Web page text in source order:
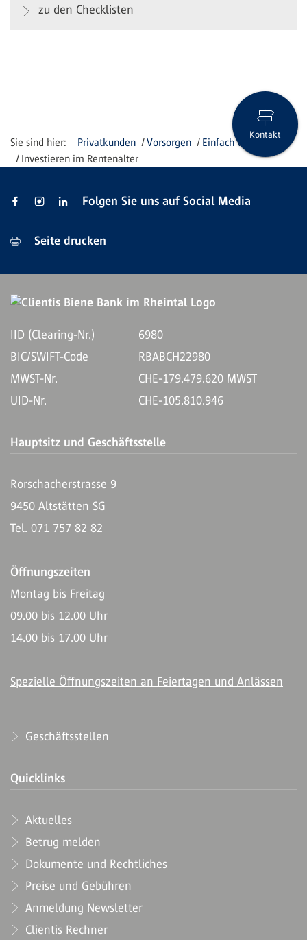
zu den Checklisten
Privatkunden Vorsorgen
Einfach vorsorgen
Investieren im Rentenalter
Kontakt
Folgen Sie uns auf Social Media
Seite drucken
IID (Clearing-Nr.)
6980
BIC/SWIFT-Code
RBABCH22980
MWST-Nr.
CHE-179.479.620 MWST
UID-Nr.
CHE-105.810.946
Hauptsitz und Geschäftsstelle
Rorschacherstrasse 9
9450 Altstätten SG
Tel. 071 757 82 82
Öffnungszeiten
Montag bis Freitag
09.00 bis 12.00 Uhr
14.00 bis 17.00 Uhr
Spezielle Öffnungszeiten an Feiertagen und Anlässen
Geschäftsstellen
Quicklinks
Aktuelles
Betrug melden
Dokumente und Rechtliches
Preise und Gebühren
Anmeldung Newsletter
Clientis Rechner